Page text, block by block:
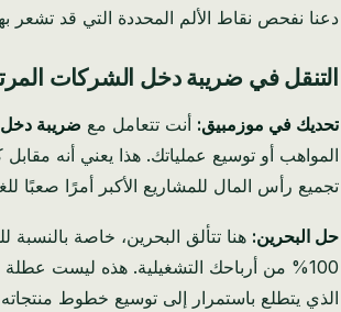
دعنا نفحص نقاط الألم المحددة التي قد تشعر
التنقل في ضريبة دخل الشركات
تحديك في موزمبيق: أنت تتعامل مع ضريبة دخل
تجميع رأس المال للمشاريع الأكبر أمرًا صعبًا
حل البحرين: هنا تتألق البحرين، خاصة
100% من أرباحك التشغيلية. هذه ليست عطلة
الذي يتطلع باستمرار إلى توسيع خطوط منتجاته والوصول إلى الأسواق، فإن الاحتفاظ